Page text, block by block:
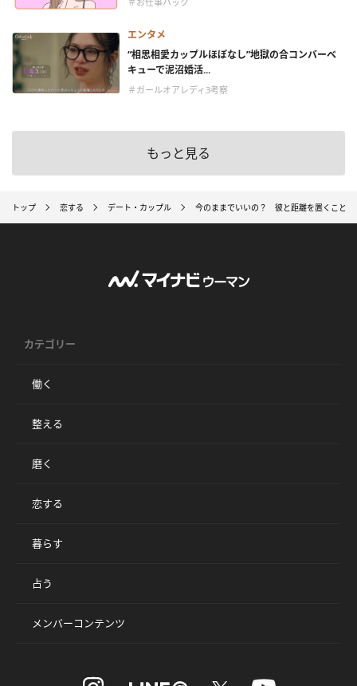
エンタメ
“相思相愛カップルほぼなし”地獄の合コンバーベ
キューで泥沼婚活...
＃ガールオアレディ3考察
もっと見る
トップ 恋する デート・カップル 今のままでいいの？ 彼と距離を置くことに
カテゴリー
働く
整える
磨く
恋する
暮らす
占う
メンバーコンテンツ